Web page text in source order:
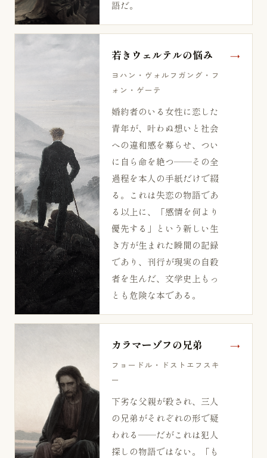
語だ。
若きウェルテルの悩み
ヨハン・ヴォルフガング・フ
ォン・ゲーテ
婚約者のいる女性に恋した
青年が、叶わぬ想いと社会
への違和感を募らせ、つい
に自ら命を絶つ——その全
過程を本人の手紙だけで綴
る。これは失恋の物語であ
る以上に、「感情を何より
優先する」という新しい生
き方が生まれた瞬間の記録
であり、刊行が現実の自殺
者を生んだ、文学史上もっ
とも危険な本である。
カラマーゾフの兄弟
フョードル・ドストエフスキ
ー
下劣な父親が殺され、三人
の兄弟がそれぞれの形で疑
われる——だがこれは犯人
探しの物語ではない。「も